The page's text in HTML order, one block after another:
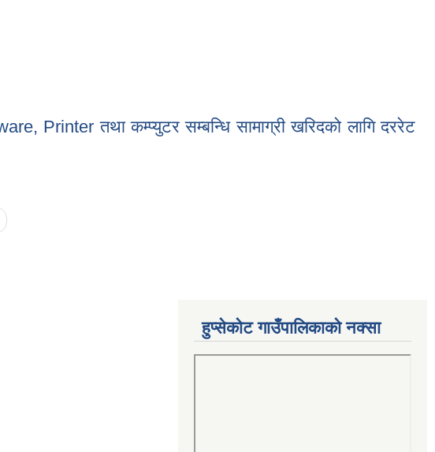
Printer तथा कम्प्युटर सम्बन्धि सामाग्री खरिदको लागि दररेट
हुप्सेकोट गाउँपालिकाको नक्सा